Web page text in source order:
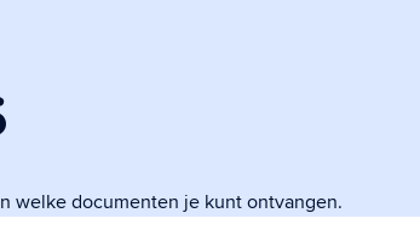
welke documenten je kunt ontvangen.